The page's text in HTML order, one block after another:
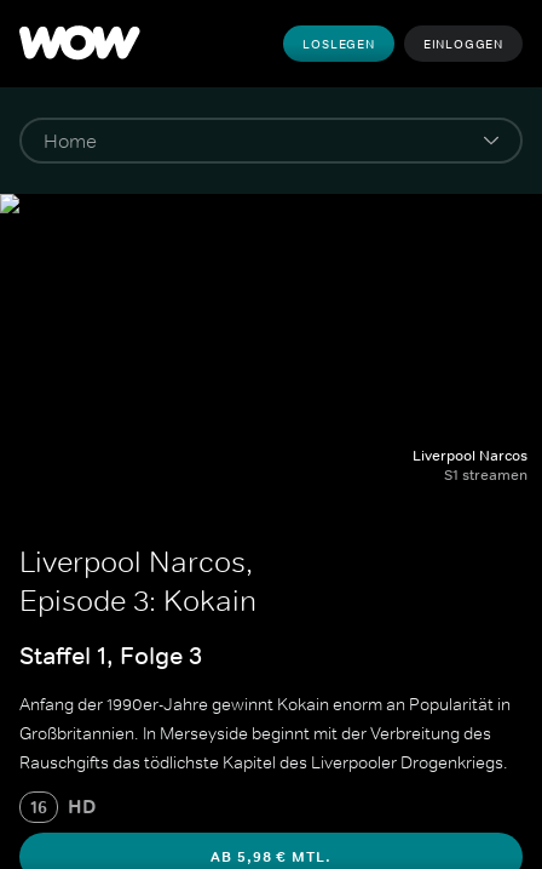
LOSLEGEN EINLOGGEN
Liverpool Narcos
S1 streamen
Liverpool Narcos,
Episode 3: Kokain
Staffel 1, Folge 3
Anfang der 1990er-Jahre gewinnt Kokain enorm an Popularität in
Großbritannien. In Merseyside beginnt mit der Verbreitung des
Rauschgifts das tödlichste Kapitel des Liverpooler Drogenkriegs.
16 HD
AB 5,98 € MTL.